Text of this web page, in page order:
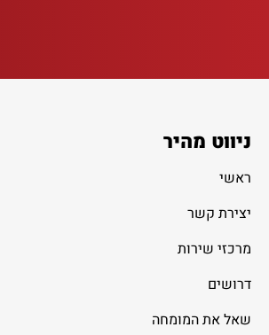
ניווט מהיר
ראשי
יצירת קשר
מרכזי שירות
דרושים
שאל את המומחה